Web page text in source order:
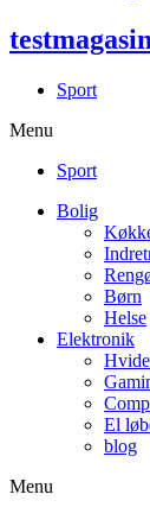
testmagasin
Sport
Menu
Sport
Bolig
Børn
Helse
Elektronik
El
blog
Menu